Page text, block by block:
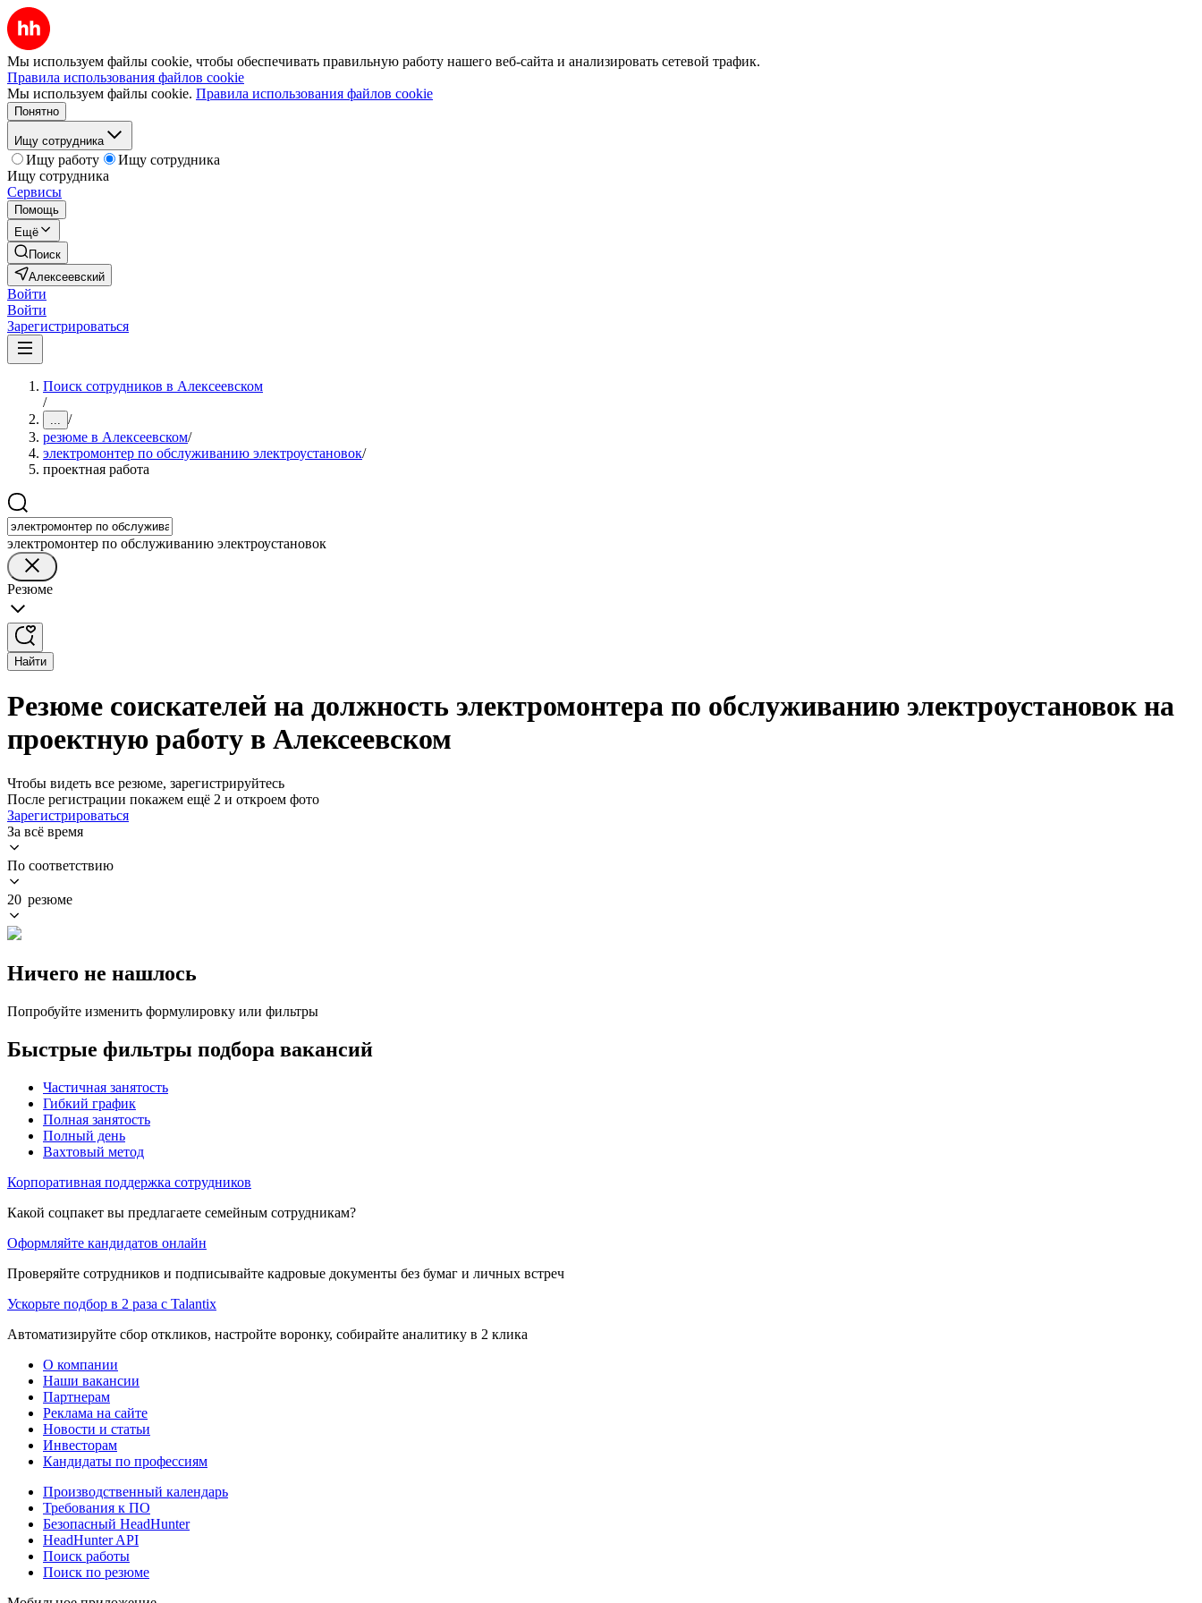
Мы используем файлы cookie, чтобы обеспечивать правильную работу нашего веб-сайта и анализировать сетевой трафик.
Правила использования файлов cookie
Мы используем файлы cookie. Правила использования файлов cookie
Понятно
Ищу сотрудника
Ищу работу
Ищу сотрудника
Ищу сотрудника
Сервисы
Помощь
Ещё
Поиск
Алексеевский
Войти
Войти
Зарегистрироваться
Поиск сотрудников в Алексеевском
/
... /
резюме в Алексеевском/
электромонтер по обслуживанию электроустановок/
проектная работа
электромонтер по обслуживанию электроустановок
Резюме
Найти
Резюме соискателей на должность электромонтера по обслуживанию электроустановок на
проектную работу в Алексеевском
Чтобы видеть все резюме, зарегистрируйтесь
После регистрации покажем ещё 2 и откроем фото
Зарегистрироваться
За всё время
По соответствию
20 резюме
Ничего не нашлось
Попробуйте изменить формулировку или фильтры
Быстрые фильтры подбора вакансий
Частичная занятость
Гибкий график
Полная занятость
Полный день
Вахтовый метод
Корпоративная поддержка сотрудников
Какой соцпакет вы предлагаете семейным сотрудникам?
Оформляйте кандидатов онлайн
Проверяйте сотрудников и подписывайте кадровые документы без бумаг и личных встреч
Ускорьте подбор в 2 раза с Talantix
Автоматизируйте сбор откликов, настройте воронку, собирайте аналитику в 2 клика
О компании
Наши вакансии
Партнерам
Реклама на сайте
Новости и статьи
Инвесторам
Кандидаты по профессиям
Производственный календарь
Требования к ПО
Безопасный HeadHunter
HeadHunter API
Поиск работы
Поиск по резюме